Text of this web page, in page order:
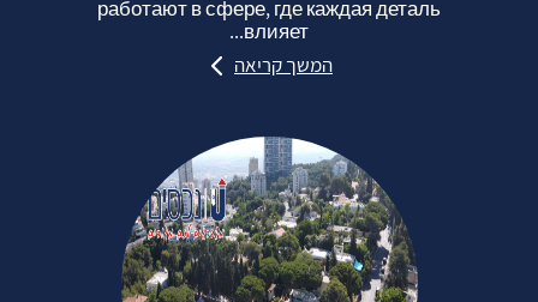
работают в сфере, где каждая деталь
влияет...
המשך קריאה